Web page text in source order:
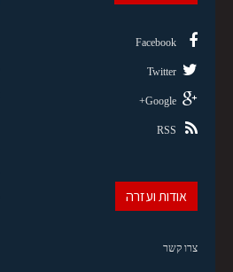
Facebook
Twitter
Google+
RSS
אודות ועזרה
צרו קשר